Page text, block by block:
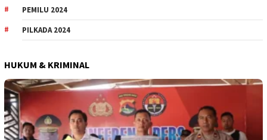
PEMILU 2024
PILKADA 2024
HUKUM & KRIMINAL